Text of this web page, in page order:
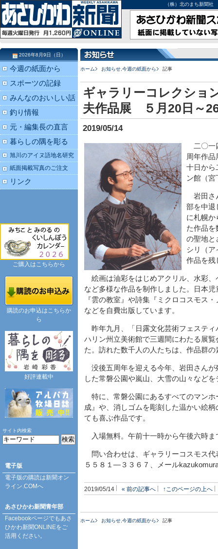
（株）北のまち新聞
ホーム お知らせ 今週の紙面から 記事
ギャラリーコレクショ
夫作品展 ５月20日～
2019/05/14
二〇一
周年作
十日から
ン館（
岩田さ
部を中退
に札幌か
た作品を
の聖地と
シリ（ア
作品を残
絵画は油彩をはじめアクリル、水彩、
など多様な作品を制作しました。日本
『雲の教室』や詩集『ミクロコスモス
などを自費出版しています。
昨年九月、「日露文化芸術フェスティ
ハリン州立美術館で三週間にわたる展
た。訪れた数千人の人たちは、作品群
没後五周年を迎える今年、岩田さんが
した常磐公園や嵐山、大雪の山々など
特に、常磐公園にあるすべてのマンホ
成』や、消しゴムを彫刻した温かい絵
ても喜ぶ作品です。
入場無料。午前十一時から午後六時ま
問い合わせは、ギャラリーコスモス
５５８１―３３６７、メール
2019/05/14 « 前の記事へ ↑このページの上へ
ホーム お知らせ 今週の紙面から 記事
2026年8月9日（日）
今週の紙面から
スポーツの記録
みんなのおいしい話
釣り情報
元・編集長の直言
暮らしの隅を彫る
旭川のアイヌ語地名研究
紙面掲載写真のご注文
リンク
ご購入はこちらから
購読のお申込はこちらか
ら
好評連載中
サイト内検索
電子版
電子版の購読は新聞オン
ライン.COMへ
あさひかわ新聞青年部
Facebookページでもあさ
ひかわ新聞ONLINEをご
活用ください。